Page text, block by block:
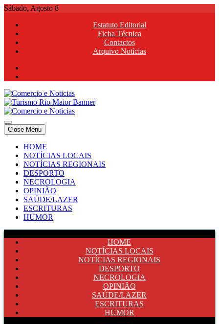
Skip
content
Sábado, Agosto 8
Estatuto Editorial
Ficha Técnica
Contactos
Arquivo Notícias
Comercio e Noticias
Notícias e Publicidade Online
Comercio e Noticias
Notícias e Publicidade Online
Close Menu
HOME
NOTÍCIAS LOCAIS
NOTÍCIAS REGIONAIS
DESPORTO
NECROLOGIA
OPINIÃO
SAÚDE/LAZER
ESCRITURAS
HUMOR
HOME
NOTÍCIAS LOCAIS
NOTÍCIAS REGIONAIS
DESPORTO
NECROLOGIA
OPINIÃO
SAÚDE/LAZER
ESCRITURAS
HUMOR